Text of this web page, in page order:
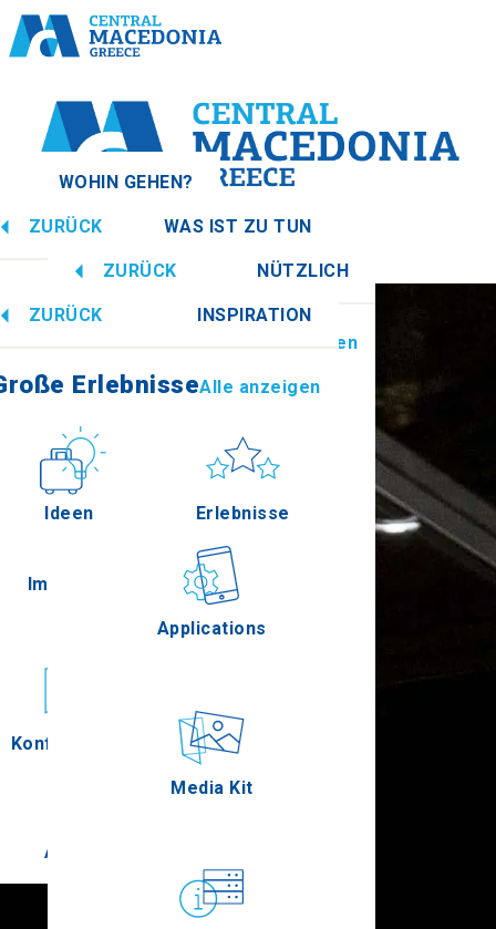
WOHIN GEHEN?
Imathia
Agion Oros
ZURÜCK WAS IST ZU TUN
Kultur
Im Freien Gastronomie
Konferenzen Ereignisse
ZURÜCK NÜTZLICH
Alle anzeigen
How to get there
Applications
Media Kit
ZURÜCK INSPIRATION
ErlebnisseAlle anzeigen
Ideen Erlebnisse